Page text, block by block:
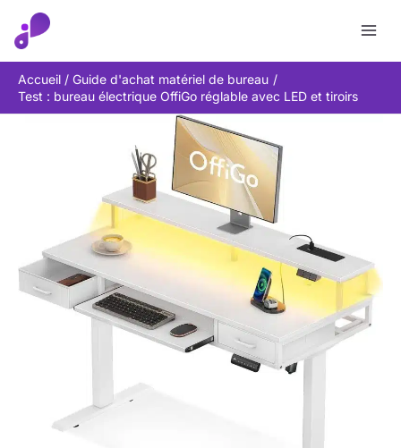
Accueil
Guide d'achat matériel de bureau
Test : bureau électrique OffiGo réglable avec LED et tiroirs
Rechercher